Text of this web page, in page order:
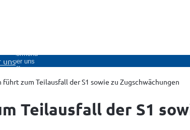
uns
Untermenü
Über uns
öffnen
zum Teilausfall der S1 sowie zu Zugschwächungen
Teilausfall der S1